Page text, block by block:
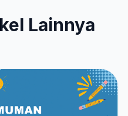
Lainnya